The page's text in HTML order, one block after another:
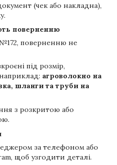
(чек або накладна),
поверненню
поверненню не
під розмір,
агроволокно на
шланги та труби на
з розкритою або
за телефоном або
щоб узгодити деталі.